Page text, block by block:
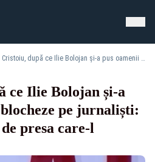
Ion Cristoiu, după ce Ilie Bolojan și-a pus oamenii că îi blocheze pe jurnaliști: ”Are alergie față de presa care-l aleargă, se teme”
ce Ilie Bolojan și-a
pe jurnaliști:
presa care-l